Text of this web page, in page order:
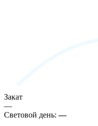
Закат
—
Световой день:—